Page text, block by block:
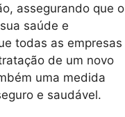
assegurando que o
saúde e
todas as empresas
de um novo
uma medida
e saudável.